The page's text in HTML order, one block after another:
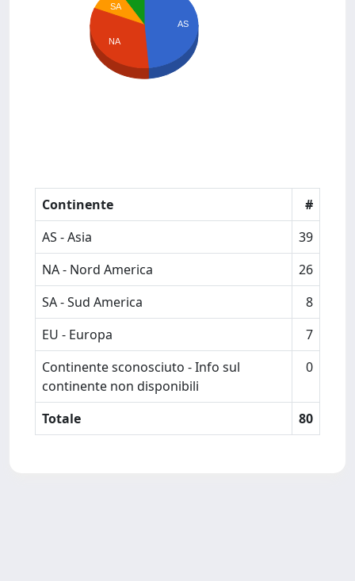
AS
SA
NA
Continente
#
AS - Asia
39
NA - Nord America
26
SA - Sud America
8
EU - Europa
7
Continente sconosciuto - Info sul
continente non disponibili
0
Totale 80